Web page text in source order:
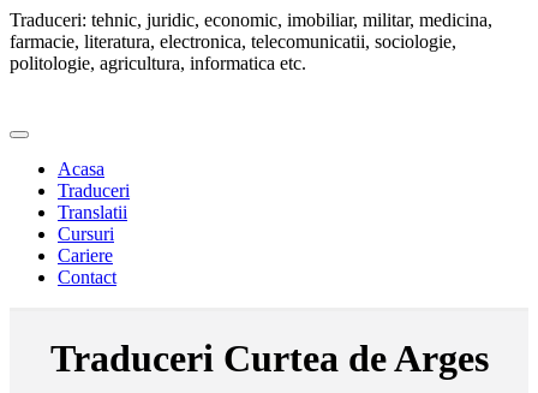
Traduceri: tehnic, juridic, economic, imobiliar, militar, medicina,
farmacie, literatura, electronica, telecomunicatii, sociologie,
politologie, agricultura, informatica etc.
Acasa
Traduceri
Translatii
Cursuri
Cariere
Contact
Traduceri Curtea de Arges